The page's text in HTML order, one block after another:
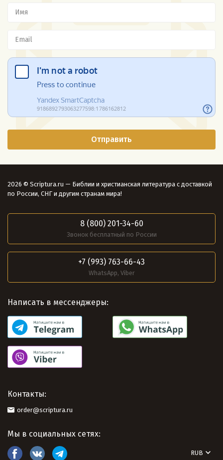
2026 © Scriptura.ru — Библии и христианская литература с доставкой
по России, СНГ и другим странам мира!
8 (800) 201-34-60
Звонок бесплатный по России
+7 (993) 763-66-43
WhatsApp, Viber
Написать в мессенджеры:
Контакты:
order@scriptura.ru
Мы в социальных сетях:
RUB